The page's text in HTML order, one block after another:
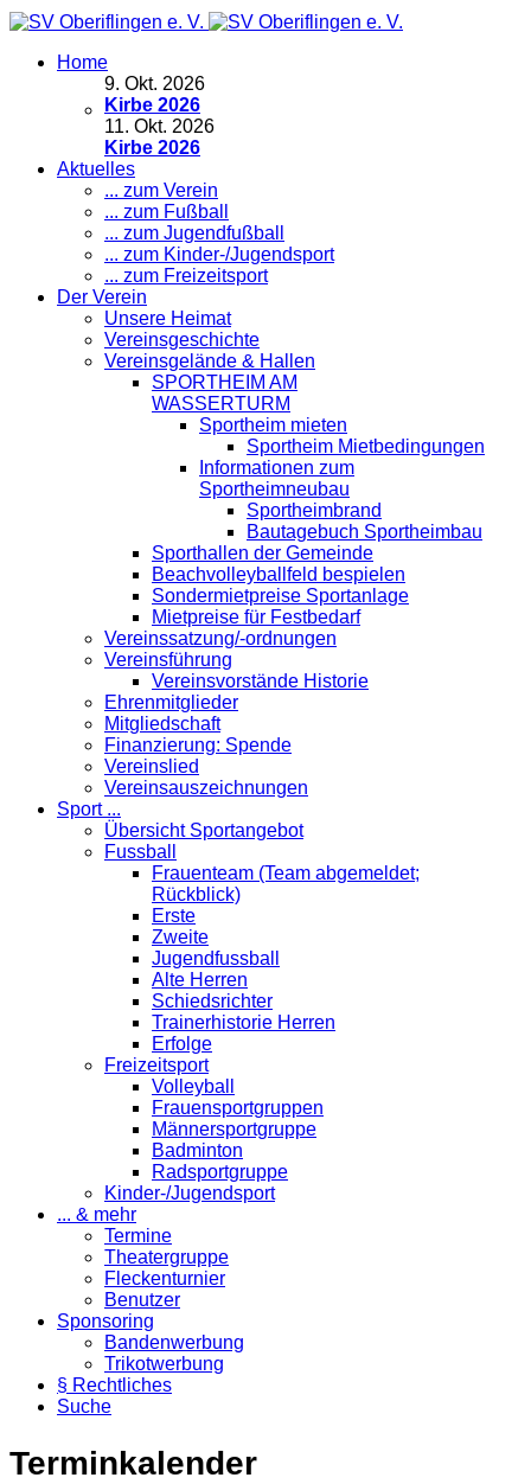
Home
9. Okt. 2026
Kirbe 2026
11. Okt. 2026
Kirbe 2026
Aktuelles
... zum Verein
... zum Fußball
... zum Jugendfußball
... zum Kinder-/Jugendsport
... zum Freizeitsport
Der Verein
Unsere Heimat
Vereinsgeschichte
Vereinsgelände & Hallen
SPORTHEIM AM
WASSERTURM
Sportheim mieten
Sportheim Mietbedingungen
Informationen zum
Sportheimneubau
Sportheimbrand
Bautagebuch Sportheimbau
Sporthallen der Gemeinde
Beachvolleyballfeld bespielen
Sondermietpreise Sportanlage
Mietpreise für Festbedarf
Vereinssatzung/-ordnungen
Vereinsführung
Vereinsvorstände Historie
Ehrenmitglieder
Mitgliedschaft
Finanzierung: Spende
Vereinslied
Vereinsauszeichnungen
Sport ...
Übersicht Sportangebot
Fussball
Frauenteam (Team abgemeldet;
Rückblick)
Erste
Zweite
Jugendfussball
Alte Herren
Schiedsrichter
Trainerhistorie Herren
Erfolge
Freizeitsport
Volleyball
Frauensportgruppen
Männersportgruppe
Badminton
Radsportgruppe
Kinder-/Jugendsport
... & mehr
Termine
Theatergruppe
Fleckenturnier
Benutzer
Sponsoring
Bandenwerbung
Trikotwerbung
§ Rechtliches
Suche
Terminkalender